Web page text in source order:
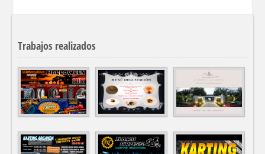
Trabajos realizados